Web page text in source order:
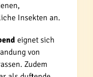
Insekten an.
eignet sich
von
Zudem